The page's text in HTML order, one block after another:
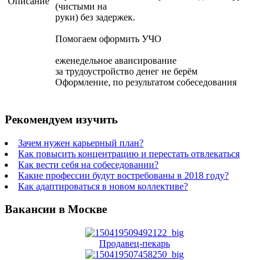
(чистыми на
руки) без задержек.
Помогаем оформить УЧО
еженедельное аванcирование
за трудоустройство денег не берём
Оформление, по результатом собеседования
Рекомендуем изучить
Зачем нужен карьерный план?
Как повысить концентрацию и перестать отвлекаться
Как вести себя на собеседовании?
Какие профессии будут востребованы в 2018 году?
Как адаптироваться в новом коллективе?
Вакансии в Москве
Продавец-пекарь